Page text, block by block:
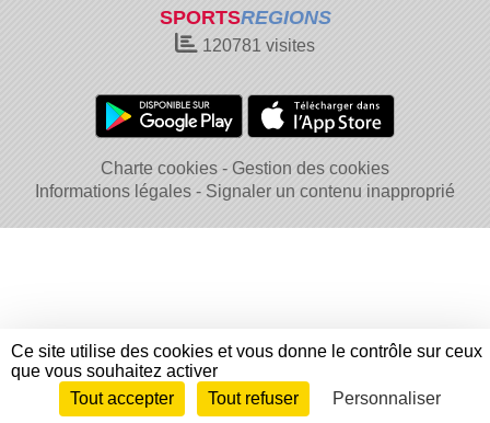
SPORTSREGIONS
120781 visites
Charte cookies
Gestion des cookies
Informations légales
Signaler un contenu inapproprié
Envie de participer ? Connexion
Ce site utilise des cookies et vous donne le contrôle sur ceux
que vous souhaitez activer
Tout accepter
Tout refuser Personnaliser